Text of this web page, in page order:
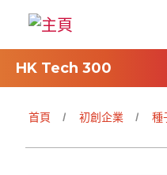
HK Tech 300
首頁 初創企業 種